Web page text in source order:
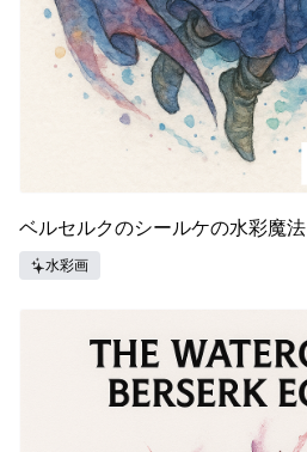
ベルセルクのシールケの水彩魔法
水彩画